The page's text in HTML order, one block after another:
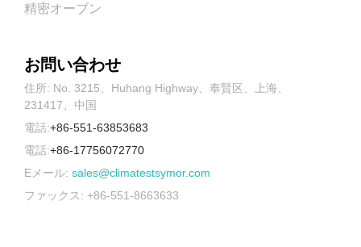
精密オーブン
お問い合わせ
住所: No. 3215、Huhang Highway、奉賢区、上海、
231417、中国
電話:+86-551-63853683
電話:+86-17756072770
Eメール: sales@climatestsymor.com
ファックス: +86-551-8663633